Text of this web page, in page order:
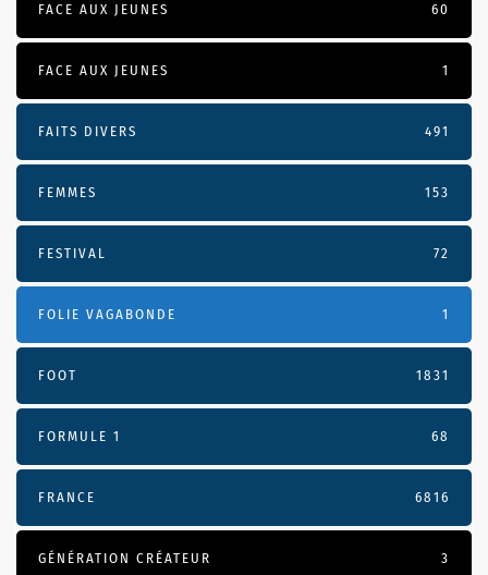
FACE AUX JEUNES 60
FACE AUX JEUNES 1
FAITS DIVERS 491
FEMMES 153
FESTIVAL 72
FOLIE VAGABONDE 1
FOOT 1831
FORMULE 1 68
FRANCE 6816
GÉNÉRATION CRÉATEUR 3